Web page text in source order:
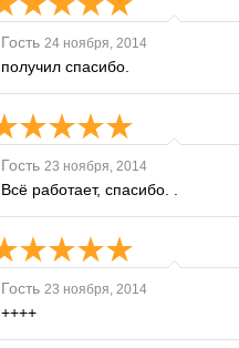
Гость 24 ноября, 2014
получил спасибо.
Гость 23 ноября, 2014
Всё работает, спасибо. .
Гость 23 ноября, 2014
++++